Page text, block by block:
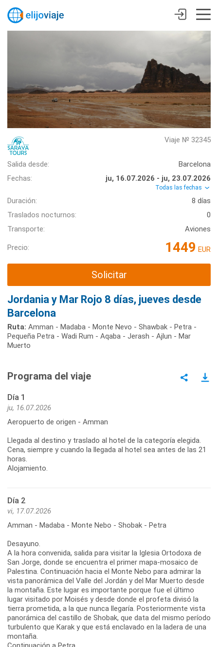
Viaje № 32345
Salida desde:
Barcelona
Fechas:
ju, 16.07.2026 - ju, 23.07.2026
Todas las fechas
Duración:
8 días
Traslados nocturnos:
0
Transporte:
Aviones
Precio: 1449 EUR
Solicitar
Jordania y Mar Rojo 8 días, jueves desde
Barcelona
Ruta: Amman - Madaba - Monte Nevo - Shawbak - Petra -
Pequeña Petra - Wadi Rum - Aqaba - Jerash - Ajlun - Mar
Muerto
Programa del viaje
Día 1
ju, 16.07.2026
Aeropuerto de origen - Amman
Llegada al destino y traslado al hotel de la categoría elegida.
Cena, siempre y cuando la llegada al hotel sea antes de las 21
horas.
Alojamiento.
Día 2
vi, 17.07.2026
Amman - Madaba - Monte Nebo - Shobak - Petra
Desayuno.
A la hora convenida, salida para visitar la Iglesia Ortodoxa de
San Jorge, donde se encuentra el primer mapa-mosaico de
Palestina. Continuación hacia el Monte Nebo para admirar la
vista panorámica del Valle del Jordán y del Mar Muerto desde
la montaña. Este lugar es importante porque fue el último
lugar visitado por Moisés y desde donde el profeta divisó la
tierra prometida, a la que nunca llegaría. Posteriormente vista
panorámica del castillo de Shobak, que data del mismo período
turbulento que Karak y que está enclavado en la ladera de una
montaña.